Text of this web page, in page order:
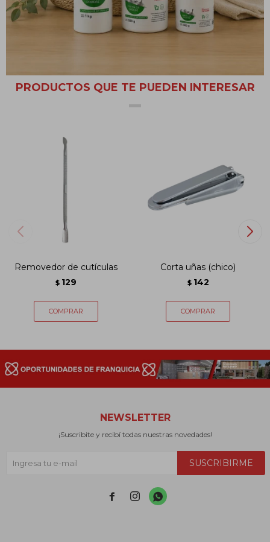
con diversos tipos de esmaltes. Vitaminiza tu piel cuidándola del
resecamiento de la cutícula, retirando el esmalte rápidamente.
PRODUCTOS QUE TE PUEDEN INTERESAR
Removedor de cutículas
$ 129
Corta uñas (chico)
$ 142
NEWSLETTER
¡Suscribite y recibí todas nuestras novedades!
SUSCRIBIRME
  